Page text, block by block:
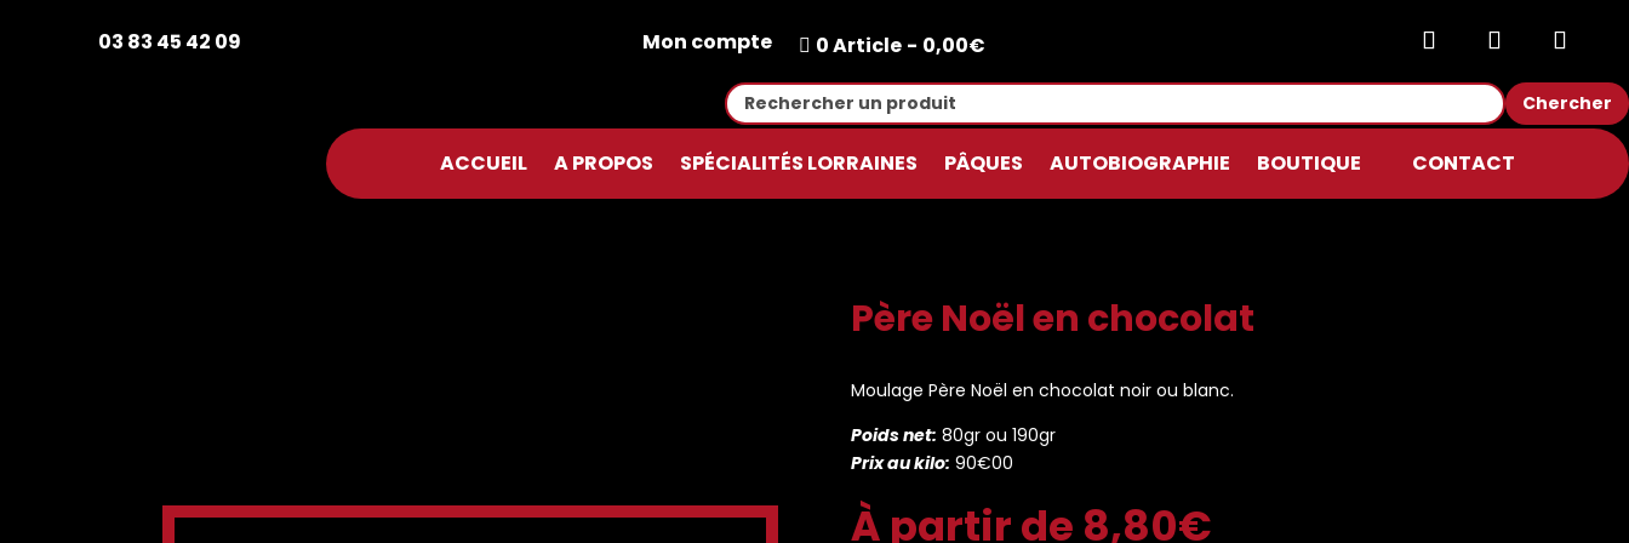
03 83 45 42 09 Mon compte 0 Article 0,00€
Chercher
ACCUEIL A PROPOS SPÉCIALITÉS LORRAINES PÂQUES AUTOBIOGRAPHIE BOUTIQUE CONTACT
Père Noël en chocolat
Moulage Père Noël en chocolat noir ou blanc.
Poids net: 80gr ou 190gr
Prix au kilo: 90€00
À partir de 8,80€